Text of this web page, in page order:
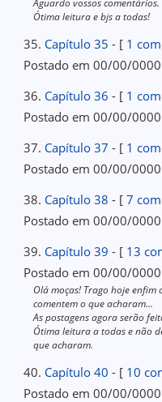
Ótima leitura e bjs a todas!
35. Capítulo 35 - [ 1
Postado em 00/00/0000
36. Capítulo 36 - [ 1
Postado em 00/00/0000
37. Capítulo 37 - [ 1
Postado em 00/00/0000
38. Capítulo 38 - [7
Postado em 00/00/0000
39. Capítulo 39 - [ 13
Postado em 00/00/0000
Olá moças! Trago hoje
comentem o que acharam...
As postagens agora serão
Ótima leitura a todas e não
que acharam.
40. Capítulo 40 - [ 10
Postado em 00/00/0000